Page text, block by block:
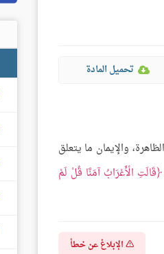
تحميل المادة
والإيمان ما يتعلق
قَالَتِ الْأَعْرَابُ آمَنَّا قُلْ لَمْ
الإبلاغ عن خطأ